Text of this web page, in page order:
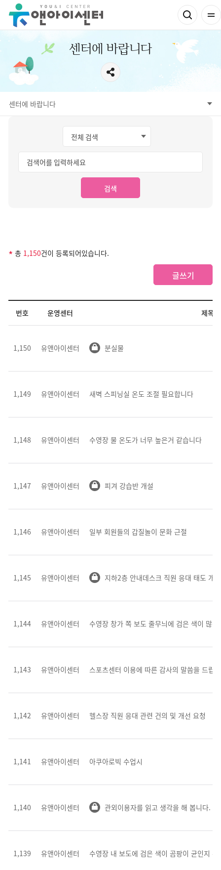
센터에 바랍니다
센터에 바랍니다
검색
* 총 1,150건이 등록되어있습니다.
글쓰기
번호 운영센터 제목
1,150 유앤아이센터 분실물
1,149 유앤아이센터 새벽 스피닝실 온도 조절 필요합니다
1,148 유앤아이센터 수영장 물 온도가 너무 높은거 같습니다
1,147 유앤아이센터 피겨 강습반 개설
1,146 유앤아이센터 일부 회원들의 갑질놀이 문화 근절
1,145 유앤아이센터 지하2층 안내데스크 직원 응대 태도 개
1,144 유앤아이센터
1,143 유앤아이센터 스포츠센터 이용에 따른 감사의 말씀을 드립
1,142 유앤아이센터 헬스장 직원 응대 관련 건의 및 개선 요청
1,141 유앤아이센터 아쿠아로빅 수업시
1,140 유앤아이센터 관외이용자를 읽고 생각을 해 봅니다.
1,139 유앤아이센터